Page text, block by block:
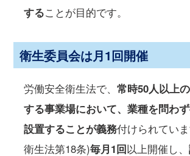
することが目的です。
衛生委員会は月1回開催
労働安全衛生法で、常時50人以上
する事業場において、業種を問わ
設置することが義務付けられてい
衛生法第18条)毎月1回以上開催し、